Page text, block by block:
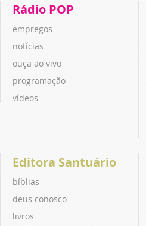
Rádio POP
empregos
notícias
ouça ao vivo
programação
vídeos
Editora Santuário
bíblias
deus conosco
livros